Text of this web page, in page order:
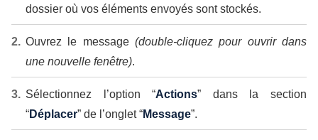
dossier où vos éléments envoyés sont stockés.
Ouvrez le message (double-cliquez pour ouvrir dans
une nouvelle fenêtre).
Sélectionnez l’option “Actions” dans la section
“Déplacer” de l’onglet “Message”.